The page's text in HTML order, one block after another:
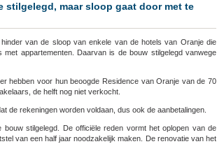
Hotels
van
Oranje;
kregen
terug
stilgelegd, maar sloop gaat door met te
van de sloop van enkele van de hotels van Oranje die
appartementen. Daarvan is de bouw stilgelegd vanwege
hebben voor hun beoogde Residence van Oranje van de 70
de helft nog niet verkocht.
de rekeningen worden voldaan, dus ook de aanbetalingen.
stilgelegd. De officiële reden vormt het oplopen van de
van een half jaar noodzakelijk maken. De renovatie van het